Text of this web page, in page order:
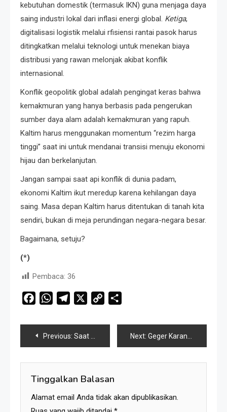
kebutuhan domestik (termasuk IKN) guna menjaga daya
saing industri lokal dari inflasi energi global. Ketiga,
digitalisasi logistik melalui rfisiensi rantai pasok harus
ditingkatkan melalui teknologi untuk menekan biaya
distribusi yang rawan melonjak akibat konflik
internasional.
Konflik geopolitik global adalah pengingat keras bahwa
kemakmuran yang hanya berbasis pada pengerukan
sumber daya alam adalah kemakmuran yang rapuh.
Kaltim harus menggunakan momentum “rezim harga
tinggi” saat ini untuk mendanai transisi menuju ekonomi
hijau dan berkelanjutan.
Jangan sampai saat api konflik di dunia padam,
ekonomi Kaltim ikut meredup karena kehilangan daya
saing. Masa depan Kaltim harus ditentukan di tanah kita
sendiri, bukan di meja perundingan negara-negara besar.
Bagaimana, setuju?
(*)
Pembaca: 36
FacebookWhatsAppTelegram
Copy
Navigasi
pos
Previous: Saat Rudal Bicara, Nurani Jadi Budeg Next: Geger Karang Kedempel: Menakar Cuan Batu Bara Kaltim dan Nasib IKN di PPU saat Dunia Sedang ‘Goro-Goro’
Tinggalkan Balasan
Alamat email Anda tidak akan dipublikasikan.